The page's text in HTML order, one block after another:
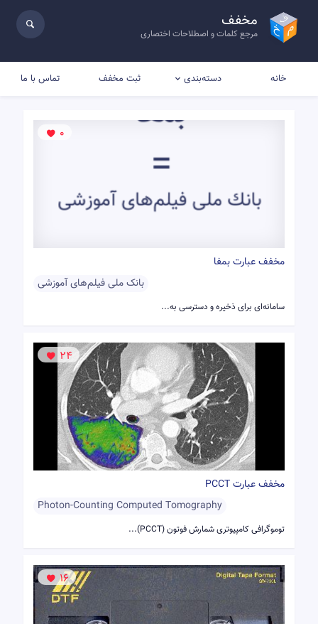
مخفف
مرجع کلمات و اصطلاحات اختصاری
خانه دسته‌بندی ثبت مخفف تماس با ما
0
مخفف عبارت بمفا
بانک ملی فیلم‌های آموزشی
سامانه‌ای برای ذخیره و دسترسی به...
24
مخفف عبارت PCCT
Photon-Counting Computed Tomography
توموگرافی کامپیوتری شمارش فوتون (PCCT)...
16